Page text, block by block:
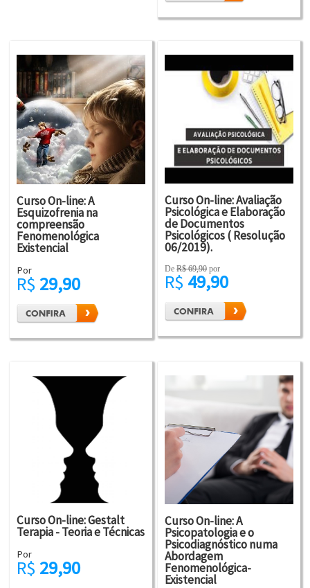
Curso On-line: A
Esquizofrenia na
compreensão
Fenomenológica
Existencial
Por
R$ 29,90
Curso On-line: Avaliação
Psicológica e Elaboração
de Documentos
Psicológicos ( Resolução
06/2019).
De R$ 69,90 por
R$ 49,90
Curso On-line: Gestalt
Terapia - Teoria e Técnicas
Por
R$ 29,90
Curso On-line: A
Psicopatologia e o
Psicodiagnóstico numa
Abordagem
Fenomenológica-
Existencial